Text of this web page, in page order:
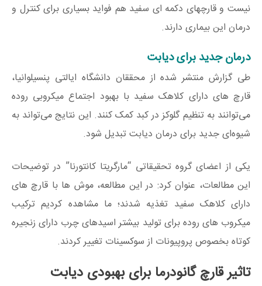
نیست و قارچهای دکمه ای سفید هم فواید بسیاری برای کنترل و
درمان این بیماری دارند.
درمان جدید برای دیابت
طی گزارش منتشر شده از محققان دانشگاه ایالتی پنسیلوانیا،
قارچ‌ های دارای کلاهک سفید با بهبود اجتماع میکروبی روده
می‌توانند به تنظیم گلوکز در کبد کمک کنند. این نتایج می‌تواند به
شیوه‌ای جدید برای درمان دیابت تبدیل شود.
یکی از اعضای گروه تحقیقاتی “مارگریتا کانتورنا” در توضیحات
این مطالعات، عنوان کرد: در این مطالعه، موش‌ ها با قارچ‌ های
دارای کلاهک سفید تغذیه شدند؛ ما مشاهده کردیم ترکیب
میکروب‌ های روده برای تولید بیشتر اسیدهای چرب دارای زنجیره
کوتاه بخصوص پروپیونات از سوکسینات تغییر کردند.
تاثیر قارچ گانودرما برای بهبودی دیابت